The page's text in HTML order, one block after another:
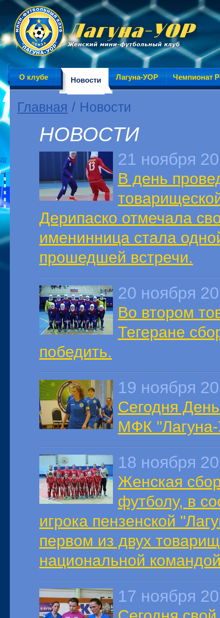
О клубе Новости Лагуна-УОР Чемпионат
Главная / Новости
НОВОСТИ
21 ноября
В день
Дерипаско отмечала
именинница стала
прошедшей встречи.
20 ноября
Во втором
Тегеране
победить.
19 ноября
Сегодня
МФК
18 ноября
Женская
футболу, в
игрока пензенской
первом из двух
национальной
17 ноября